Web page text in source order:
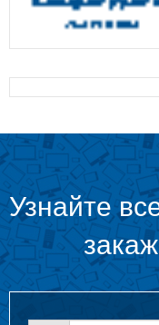
Узнайте